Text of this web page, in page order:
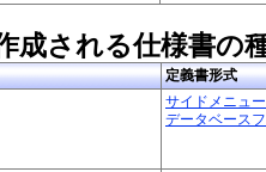
成される仕様書の
定義書形式
サイドメニュー
データベース